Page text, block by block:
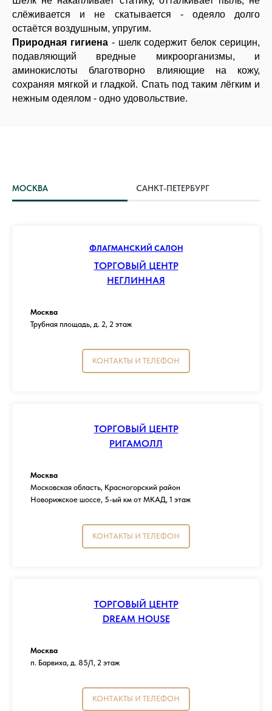
слёживается и не скатывается - одеяло долго
остаётся воздушным, упругим.
Природная гигиена- шелк содержит белок серицин,
подавляющий вредные микроорганизмы, и
аминокислоты благотворно влияющие на кожу,
сохраняя мягкой и гладкой. Спать под таким лёгким и
нежным одеялом - одно удовольствие.
МОСКВА САНКТ-ПЕТЕРБУРГ
ФЛАГМАНСКИЙ САЛОН
ТОРГОВЫЙ ЦЕНТР
НЕГЛИННАЯ
Москва
Трубная площадь, д. 2, 2 этаж
КОНТАКТЫ И ТЕЛЕФОН
ТОРГОВЫЙ ЦЕНТР
РИГАМОЛЛ
Москва
Московская область, Красногорский район
Новорижское шоссе, 5-ый км от МКАД, 1 этаж
КОНТАКТЫ И ТЕЛЕФОН
ТОРГОВЫЙ ЦЕНТР
DREAM HOUSE
Москва
п. Барвиха, д. 85/1, 2 этаж
КОНТАКТЫ И ТЕЛЕФОН